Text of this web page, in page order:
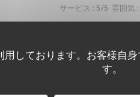
しております。お客様自
す。
サービス : 5/5 雰囲気 :
/5 雰囲気